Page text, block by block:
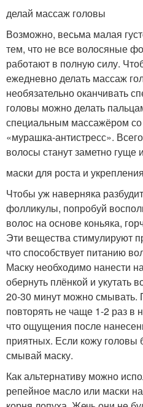
делай массаж головы
Возможно, весьма малая
тем, что не все волосяные
работают в полную силу.
ежедневно делать массаж
необязательно оканчивать
головы можно делать
специальным массажёром
«мурашка-антистресс».
волосы станут заметно гуще
маски для роста и
Чтобы уж наверняка
фолликулы, попробуй
волос на основе коньяка,
Эти вещества стимулируют
что способствует питанию
Маску необходимо нанести
обернуть плёнкой и укутать
20-30 минут можно смывать.
повторять не чаще 1-2 раз в
что ощущения после
приятных. Если кожу головы
смывай маску.
Как альтернативу можно
репейное масло или маски